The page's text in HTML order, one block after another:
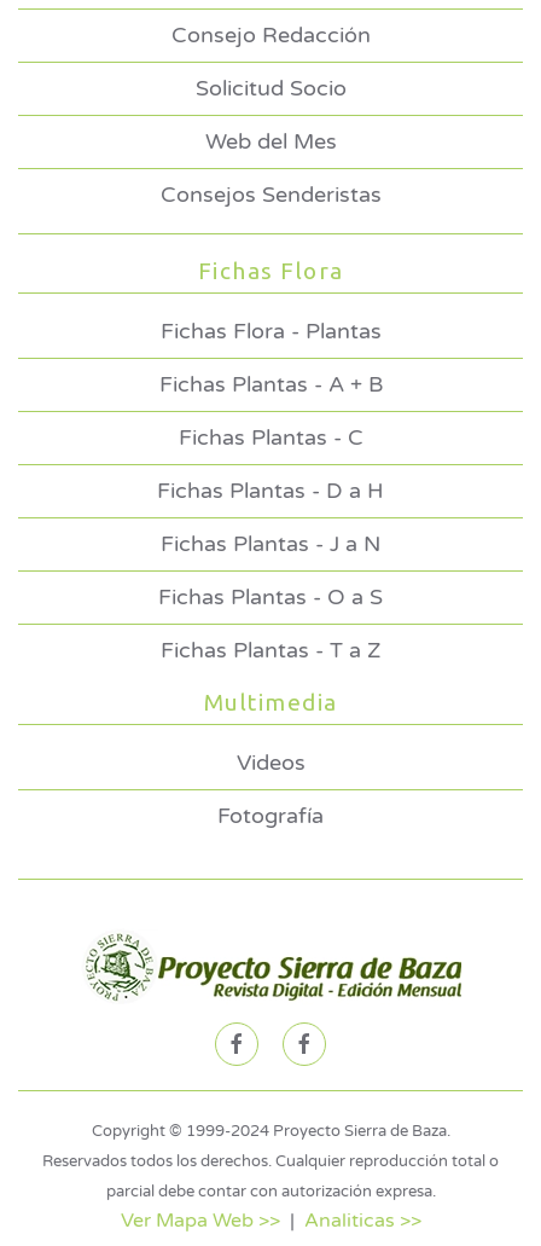
Consejo Redacción
Solicitud Socio
Web del Mes
Consejos Senderistas
Fichas Flora
Fichas Flora - Plantas
Fichas Plantas - A + B
Fichas Plantas - C
Fichas Plantas - D a H
Fichas Plantas - J a N
Fichas Plantas - O a S
Fichas Plantas - T a Z
Multimedia
Videos
Fotografía
Copyright © 1999-2024 Proyecto Sierra de Baza.
Reservados todos los derechos. Cualquier reproducción total o
parcial debe contar con autorización expresa.
Ver Mapa Web >>| Analiticas >>